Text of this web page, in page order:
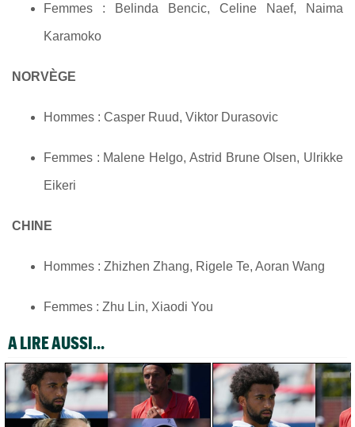
Femmes : Belinda Bencic, Celine Naef, Naima
Karamoko
NORVÈGE
Hommes : Casper Ruud, Viktor Durasovic
Femmes : Malene Helgo, Astrid Brune Olsen, Ulrikke
Eikeri
CHINE
Hommes : Zhizhen Zhang, Rigele Te, Aoran Wang
Femmes : Zhu Lin, Xiaodi You
A LIRE AUSSI...